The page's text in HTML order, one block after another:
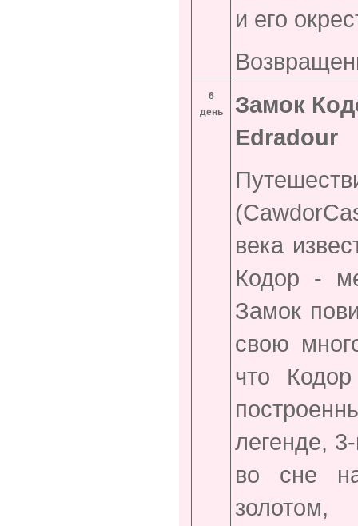
и его
6
день
Замок
Edradour
(Cawdor
века
Кодор -
Замок
свою
что
легенде,
во сне